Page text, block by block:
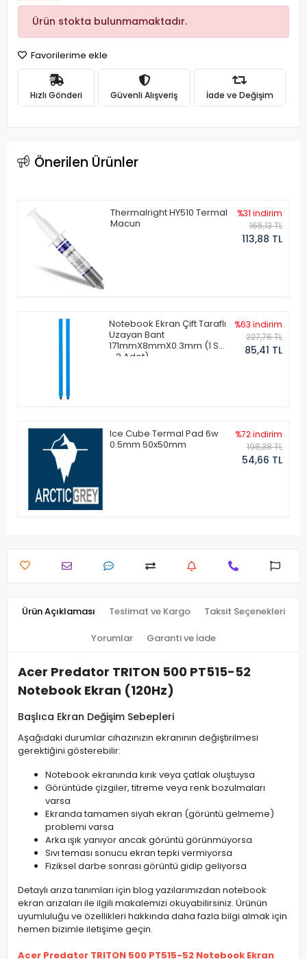
Ürün stokta bulunmamaktadır.
Favorilerime ekle
Hızlı Gönderi Güvenli Alışveriş İade ve Değişim
Önerilen Ürünler
Thermalright HY510 Termal
Macun
%31 indirim
165,13 TL
113,88 TL
Notebook Ekran Çift Taraflı
Uzayan Bant
171mmX8mmX0.3mm (1 Set
- 2 Adet)
%63 indirim
227,76 TL
85,41 TL
Ice Cube Termal Pad 6w
0.5mm 50x50mm
%72 indirim
198,38 TL
54,66 TL
Ürün Açıklaması Teslimat ve Kargo Taksit Seçenekleri
Yorumlar Garanti ve İade
Acer Predator TRITON 500 PT515-52
Notebook Ekran (120Hz)
Başlıca Ekran Değişim Sebepleri
Aşağıdaki durumlar cihazınızın ekranının değiştirilmesi
gerektiğini gösterebilir:
Notebook ekranında kırık veya çatlak oluştuysa
Görüntüde çizgiler, titreme veya renk bozulmaları
varsa
Ekranda tamamen siyah ekran (görüntü gelmeme)
problemi varsa
Arka ışık yanıyor ancak görüntü görünmüyorsa
Sıvı teması sonucu ekran tepki vermiyorsa
Fiziksel darbe sonrası görüntü gidip geliyorsa
Detaylı arıza tanımları için blog yazılarımızdan notebook
ekran arızaları ile ilgili makalemizi okuyabilirsiniz. Ürünün
uyumluluğu ve özellikleri hakkında daha fazla bilgi almak için
hemen bizimle iletişime geçin.
Acer Predator TRITON 500 PT515-52 Notebook Ekran